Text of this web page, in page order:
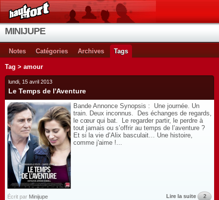
MINIJUPE
Notes Catégories Archives Tags
Tag > amour
lundi, 15 avril 2013
Le Temps de l'Aventure
Bande Annonce Synopsis : Une journée. Un
train. Deux inconnus. Des échanges de regards,
le cœur qui bat. Le regarder partir, le perdre à
tout jamais ou s’offrir au temps de l’aventure ?
Et si la vie d’Alix basculait… Une histoire,
comme j'aime !...
Écrit par Minijupe Lire la suite 2